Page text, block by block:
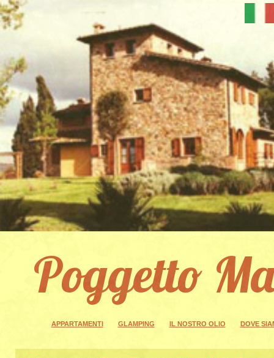
Poggetto
APPARTAMENTI GLAMPING IL NOSTRO OLIO DOVE